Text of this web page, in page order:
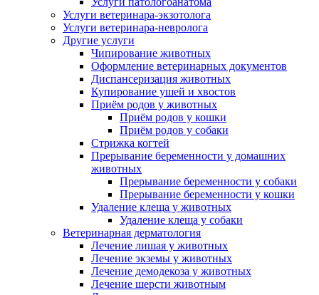
Услуги ветеринара-экзотолога
Услуги ветеринара-невролога
Другие услуги
Чипирование животных
Оформление ветеринарных документов
Диспансеризация животных
Купирование ушей и хвостов
Приём родов у животных
Приём родов у кошки
Приём родов у собаки
Стрижка когтей
Прерывание беременности у домашних
животных
Прерывание беременности у собаки
Прерывание беременности у кошки
Удаление клеща у животных
Удаление клеща у собаки
Ветеринарная дерматология
Лечение лишая у животных
Лечение экземы у животных
Лечение демодекоза у животных
Лечение шерсти животным